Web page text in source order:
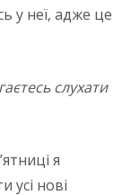
у неї, адже це
слухати
я
усі нові